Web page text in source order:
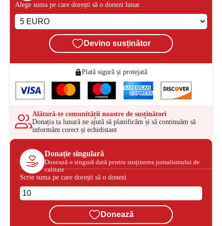
Alege suma pe care dorești să o donezi lunar
Devino susținător
Plată sigură și protejată
Alătură-te comunității noastre de susținători
Donația ta lunară ne ajută să planificăm și să continuăm să
informăm corect și echidistant
Donație singulară
Donează o singură dată pentru susținerea jurnalismului de
calitate
Scrie suma pe care dorești să o donezi
Donează